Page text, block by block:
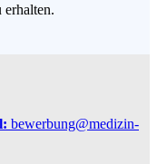
bewerbung@medizin-